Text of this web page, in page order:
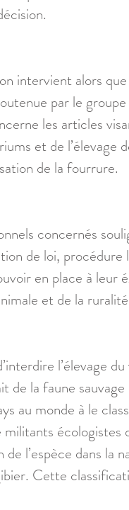
intervient alors
par le
les articles
et de l’élevage
de la fourrure.
concernés
de loi, procédure
en place à leur
et de la
l’élevage
de la faune
au monde à le
écologistes
de l’espèce dans la
Cette